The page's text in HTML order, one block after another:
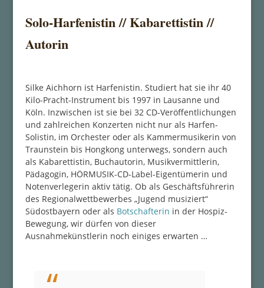
Solo-Harfenistin // Kabarettistin //
Autorin
Silke Aichhorn ist Harfenistin. Studiert hat sie ihr 40
Kilo-Pracht-Instrument bis 1997 in Lausanne und
Köln. Inzwischen ist sie bei 32 CD-Veröffentlichungen
und zahlreichen Konzerten nicht nur als Harfen-
Solistin, im Orchester oder als Kammermusikerin von
Traunstein bis Hongkong unterwegs, sondern auch
als Kabarettistin, Buchautorin, Musikvermittlerin,
Pädagogin, HÖRMUSIK-CD-Label-Eigentümerin und
Notenverlegerin aktiv tätig. Ob als Geschäftsführerin
des Regionalwettbewerbes „Jugend musiziert“
Südostbayern oder als Botschafterin in der Hospiz-
Bewegung, wir dürfen von dieser
Ausnahmekünstlerin noch einiges erwarten …